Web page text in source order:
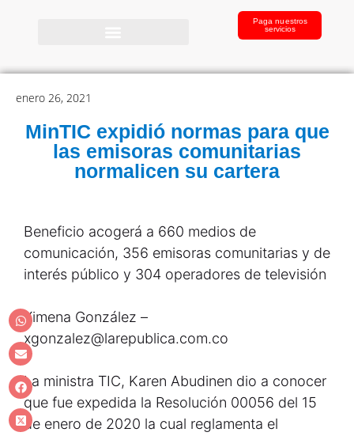
Paga nuestros
servicios
enero 26, 2021
MinTIC expidió normas para que
las emisoras comunitarias
normalicen su cartera
Beneficio acogerá a 660 medios de
comunicación, 356 emisoras comunitarias y de
interés público y 304 operadores de televisión
Ximena González –
xgonzalez@larepublica.com.co
La ministra TIC, Karen Abudinen dio a conocer
que fue expedida la Resolución 00056 del 15
de enero de 2020 la cual reglamenta el